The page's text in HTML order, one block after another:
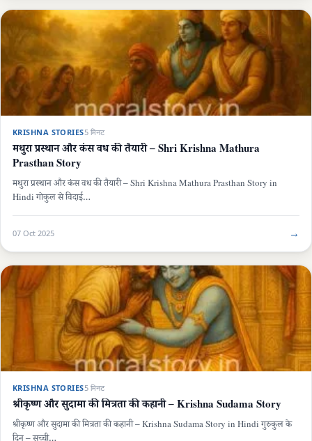
KRISHNA STORIES5 मिनट
मथुरा प्रस्थान और कंस वध की तैयारी – Shri Krishna Mathura
Prasthan Story
मथुरा प्रस्थान और कंस वध की तैयारी – Shri Krishna Mathura Prasthan Story in
Hindi गोकुल से विदाई…
07 Oct 2025 →
KRISHNA STORIES5 मिनट
श्रीकृष्ण और सुदामा की मित्रता की कहानी – Krishna Sudama Story
श्रीकृष्ण और सुदामा की मित्रता की कहानी – Krishna Sudama Story in Hindi गुरुकुल के